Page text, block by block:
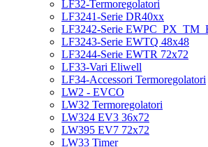
LF32-Termoregolatori
LF3241-Serie DR40xx
LF3242-Serie
LF3243-Serie EWTQ 48x48
LF3244-Serie EWTR 72x72
LF33-Vari Eliwell
LF34-Accessori Termoregolatori
LW2 - EVCO
LW32 Termoregolatori
LW324 EV3 36x72
LW395 EV7 72x72
LW33 Timer